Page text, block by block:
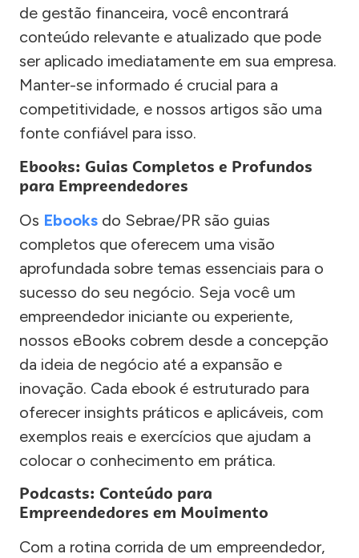
de gestão financeira, você encontrará
conteúdo relevante e atualizado que pode
ser aplicado imediatamente em sua empresa.
Manter-se informado é crucial para a
competitividade, e nossos artigos são uma
fonte confiável para isso.
Ebooks: Guias Completos e Profundos
para Empreendedores
Os Ebooks do Sebrae/PR são guias
completos que oferecem uma visão
aprofundada sobre temas essenciais para o
sucesso do seu negócio. Seja você um
empreendedor iniciante ou experiente,
nossos eBooks cobrem desde a concepção
da ideia de negócio até a expansão e
inovação. Cada ebook é estruturado para
oferecer insights práticos e aplicáveis, com
exemplos reais e exercícios que ajudam a
colocar o conhecimento em prática.
Podcasts: Conteúdo para
Empreendedores em Movimento
Com a rotina corrida de um empreendedor,